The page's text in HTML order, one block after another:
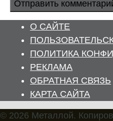
О САЙТЕ
ПОЛИТИКА
РЕКЛАМА
ОБРАТНАЯ СВЯЗЬ
КАРТА САЙТА
© 2026 Металлой.